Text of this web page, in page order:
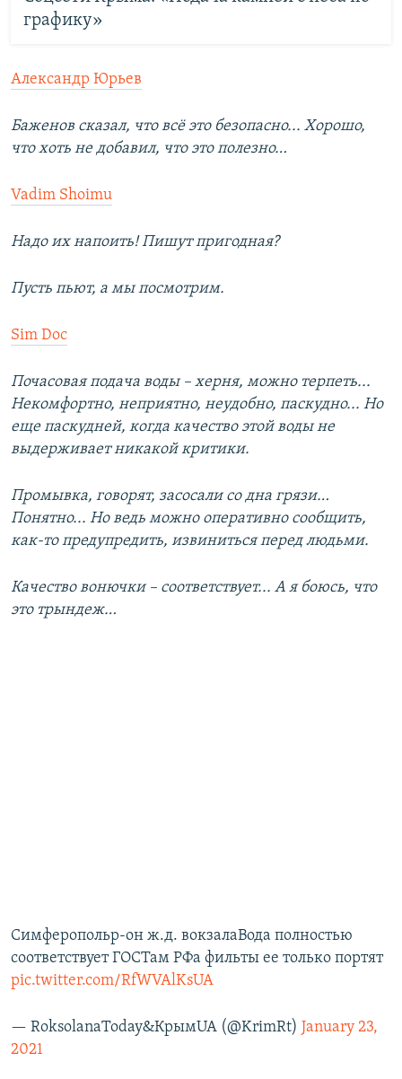
графику»
Александр Юрьев
Баженов сказал, что всё это безопасно... Хорошо,
что хоть не добавил, что это полезно…
Vadim Shoimu
Надо их напоить! Пишут пригодная?
Пусть пьют, а мы посмотрим.
Sim Doc
Почасовая подача воды – херня, можно терпеть...
Некомфортно, неприятно, неудобно, паскудно... Но
еще паскудней, когда качество этой воды не
выдерживает никакой критики.
Промывка, говорят, засосали со дна грязи…
Понятно... Но ведь можно оперативно сообщить,
как-то предупредить, извиниться перед людьми.
Качество вонючки – соответствует... А я боюсь, что
это трындеж…
Симферопольр-он ж.д. вокзалаВода полностью
соответствует ГОСТам РФа фильты ее только портят
pic.twitter.com/RfWVAlKsUA
— RoksolanaToday&КрымUA (@KrimRt) January 23,
2021